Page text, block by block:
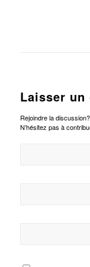
Laisser un
Rejoindre la discussion?
N’hésitez pas à